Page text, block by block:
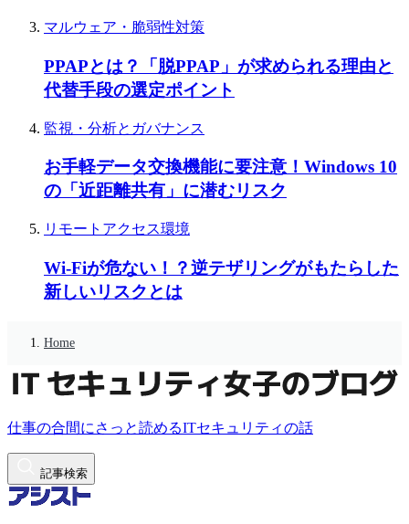
マルウェア・脆弱性対策
PPAPとは？「脱PPAP」が求められる理由と
代替手段の選定ポイント
監視・分析とガバナンス
お手軽データ交換機能に要注意！Windows 10
の「近距離共有」に潜むリスク
リモートアクセス環境
Wi-Fiが危ない！？逆テザリングがもたらした
新しいリスクとは
Home
仕事の合間にさっと読めるITセキュリティの話
記事検索